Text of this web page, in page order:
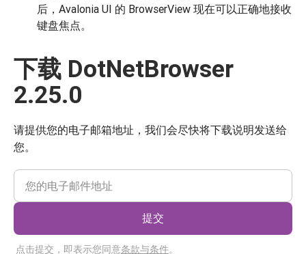
后，Avalonia UI 的 BrowserView 现在可以正确地接收
键盘焦点。
下载 DotNetBrowser
2.25.0
请提供您的电子邮箱地址，我们会尽快将下载说明发送给
您。
提交
点击提交，即表示您同意条款与条件。